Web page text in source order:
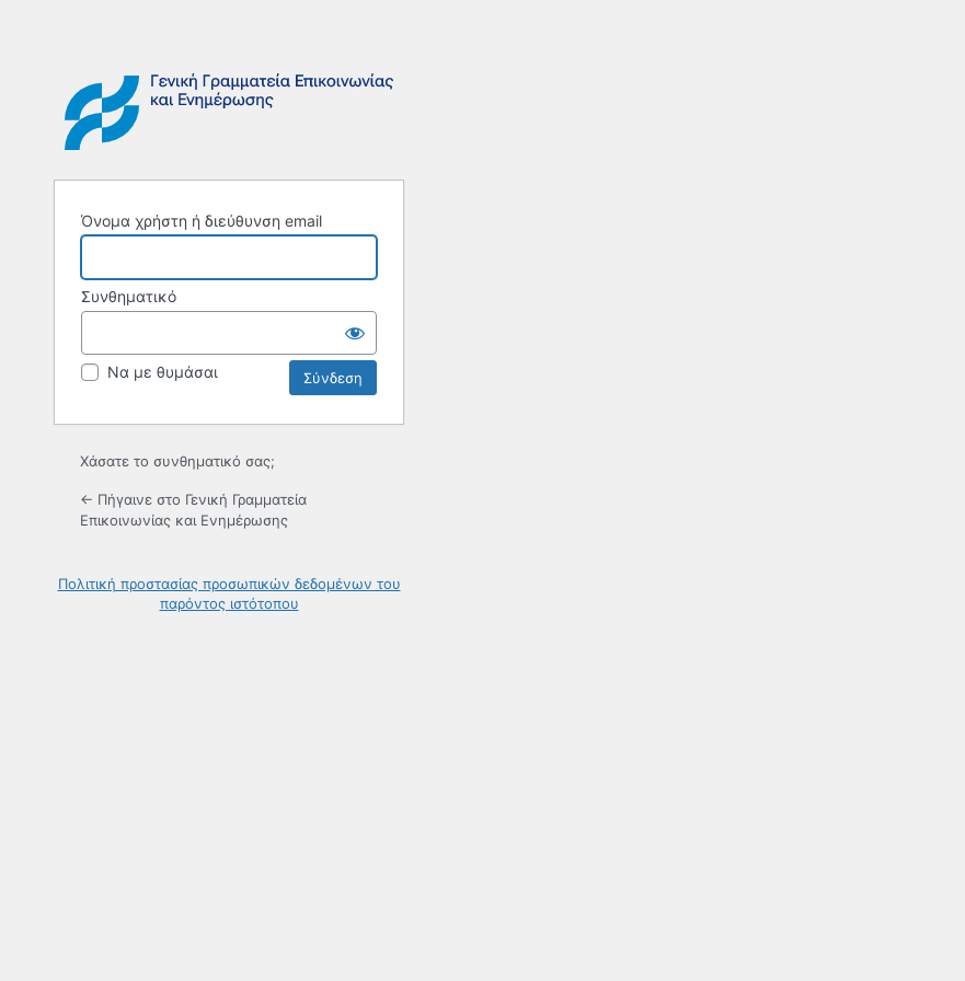
Όνομα χρήστη ή διεύθυνση email
Συνθηματικό
Να με θυμάσαι
Χάσατε το συνθηματικό σας;
← Πήγαινε στο Γενική Γραμματεία
Επικοινωνίας και Ενημέρωσης
Πολιτική προστασίας προσωπικών δεδομένων του
παρόντος ιστότοπου